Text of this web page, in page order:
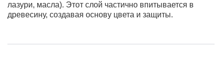
лазури, масла). Этот слой частично впитывается в
древесину, создавая основу цвета и защиты.